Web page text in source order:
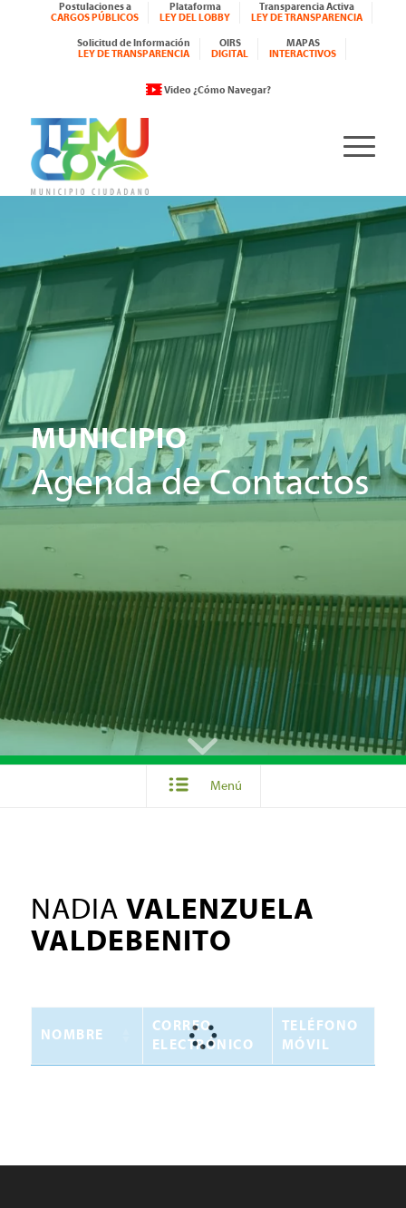
Postulaciones a
CARGOS PÚBLICOS
Plataforma
LEY DEL LOBBY
Transparencia Activa
LEY DE TRANSPARENCIA
Solicitud de Información
LEY DE TRANSPARENCIA
OIRS
DIGITAL
MAPAS
INTERACTIVOS
Video ¿Cómo Navegar?
MUNICIPIO
Agenda de Contactos
Menú
NADIA VALENZUELA
VALDEBENITO
NOMBRE
CORREO
ELECTRÓNICO
TELÉFONO
MÓVIL